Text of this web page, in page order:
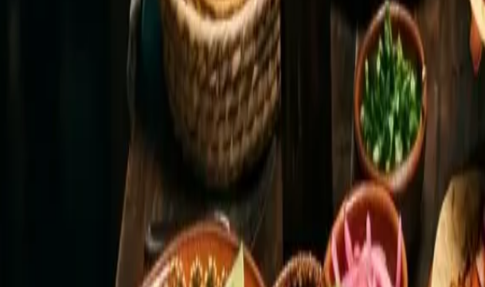
La sobremesa: el
Tiendas y súper mexicanos: qué se consigue